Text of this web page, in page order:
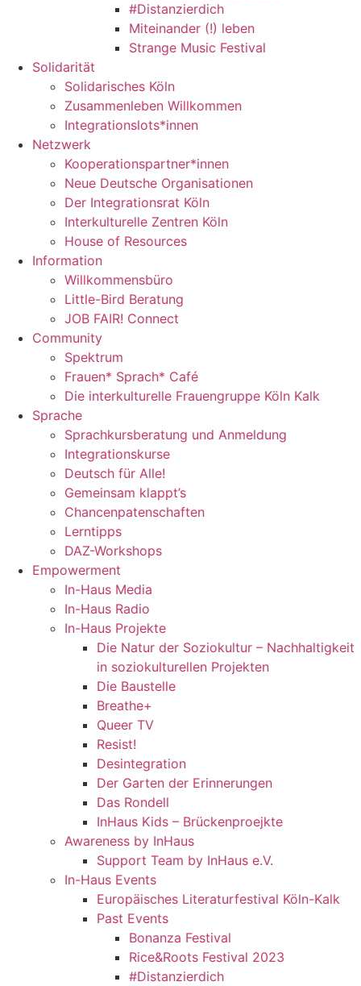
#Distanzierdich
Miteinander (!) leben
Strange Music Festival
Solidarität
Solidarisches Köln
Zusammenleben Willkommen
Integrationslots*innen
Netzwerk
Kooperationspartner*innen
Neue Deutsche Organisationen
Der Integrationsrat Köln
Interkulturelle Zentren Köln
House of Resources
Information
Willkommensbüro
Little-Bird Beratung
JOB FAIR! Connect
Community
Spektrum
Frauen* Sprach* Café
Die interkulturelle Frauengruppe Köln Kalk
Sprache
Sprachkursberatung und Anmeldung
Integrationskurse
Deutsch für Alle!
Gemeinsam klappt’s
Chancenpatenschaften
Lerntipps
DAZ-Workshops
Empowerment
In-Haus Media
In-Haus Radio
In-Haus Projekte
Die Natur der Soziokultur – Nachhaltigkeit
in soziokulturellen Projekten
Die Baustelle
Breathe+
Queer TV
Resist!
Desintegration
Der Garten der Erinnerungen
Das Rondell
InHaus Kids – Brückenproejkte
Awareness by InHaus
Support Team by InHaus e.V.
In-Haus Events
Europäisches Literaturfestival Köln-Kalk
Past Events
Bonanza Festival
Rice&Roots Festival 2023
#Distanzierdich